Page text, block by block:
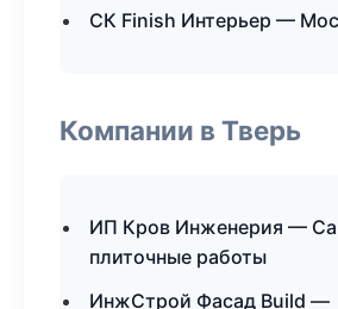
СК Finish Интерьер —
Компании в Тверь
ИП Кров Инженерия —
плиточные работы
ИнжСтрой Фасад Build —